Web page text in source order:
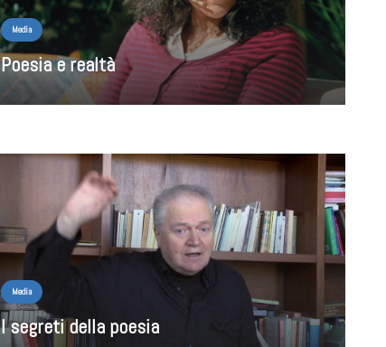
Media
Poesia e realtà
Media
I segreti della poesia